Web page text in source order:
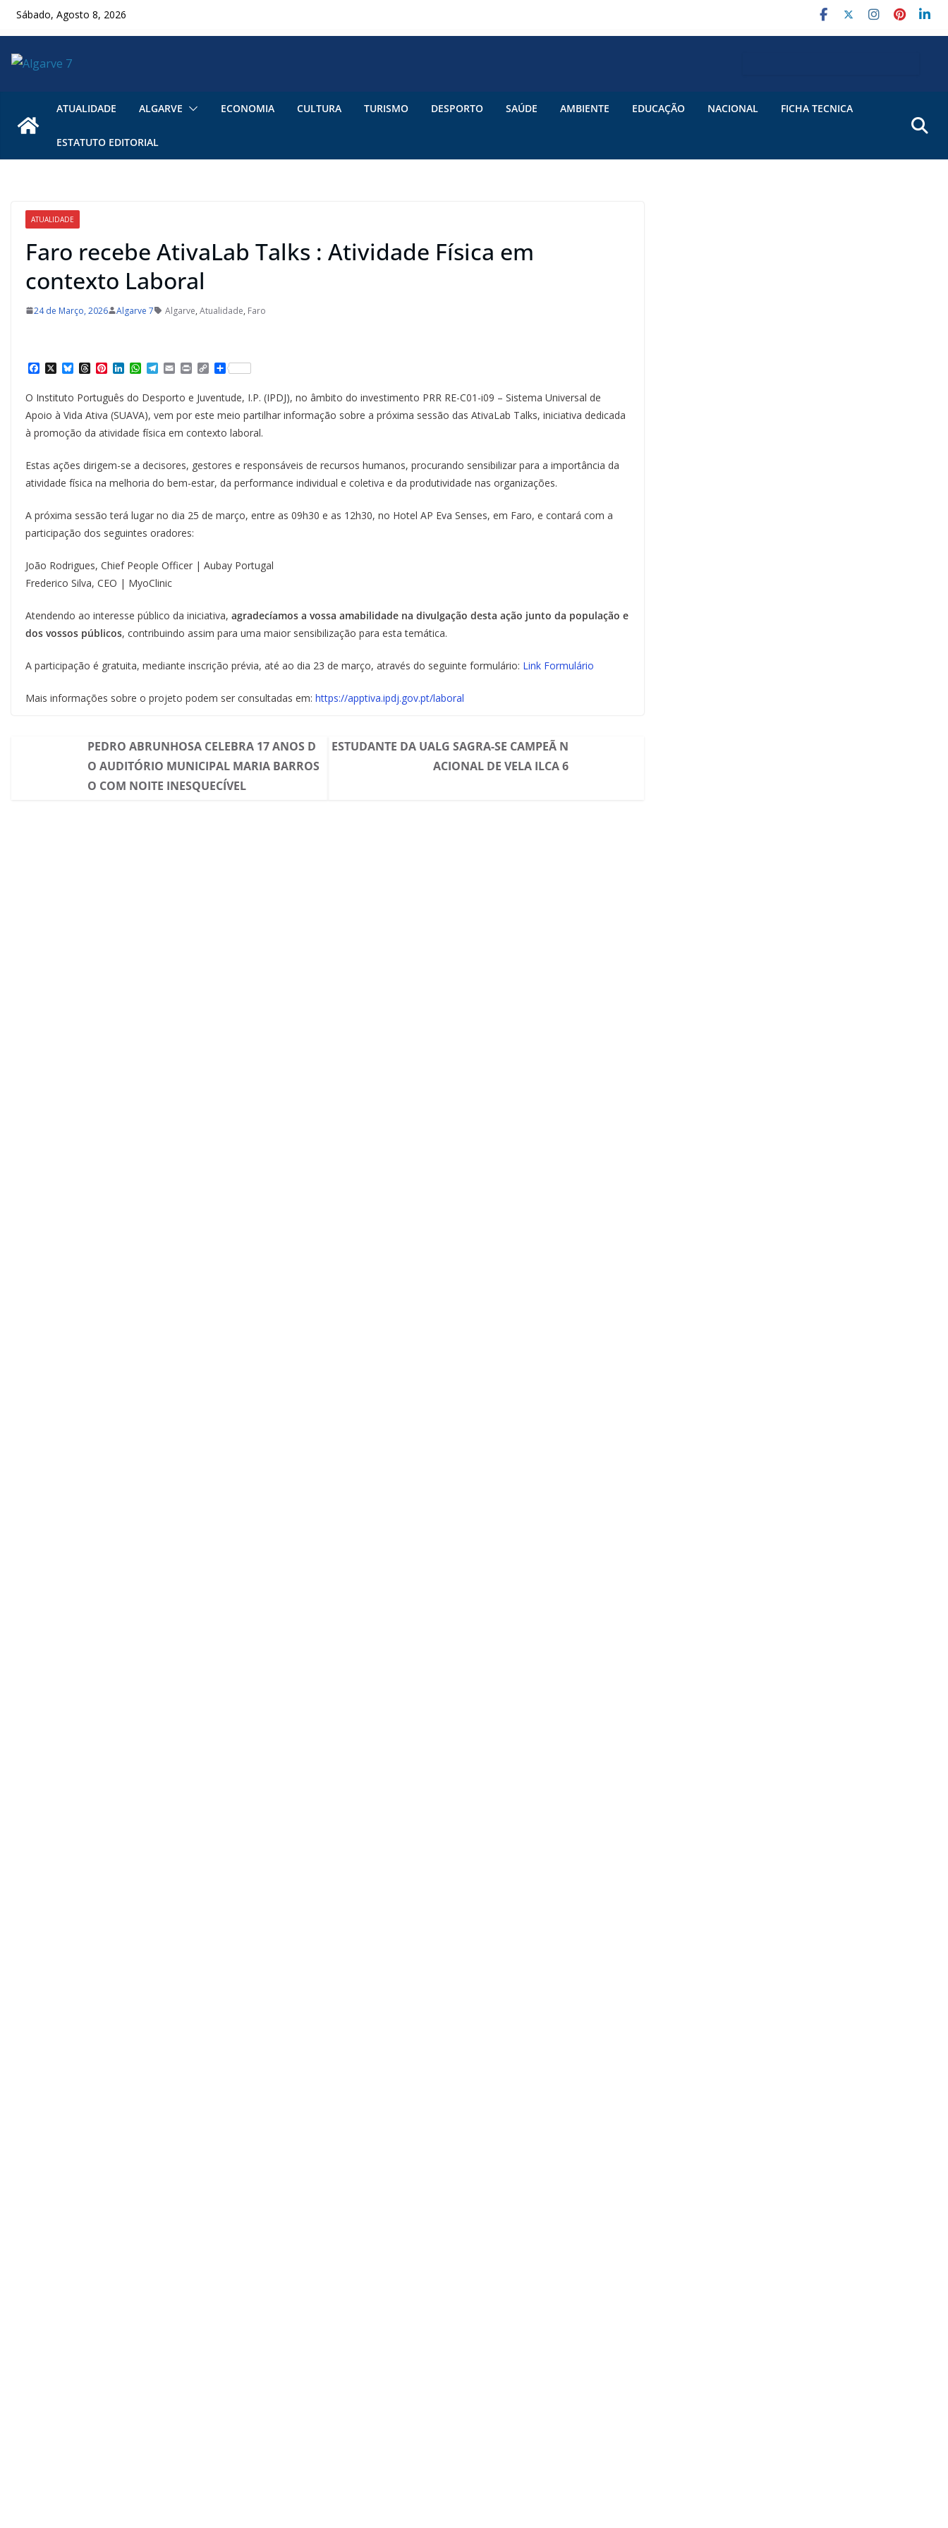
SkipSábado, Agosto 8, 2026
ATUALIDADE ALGARVE ECONOMIA CULTURA TURISMO DESPORTO SAÚDE AMBIENTE EDUCAÇÃO NACIONAL FICHA TECNICA
ESTATUTO EDITORIAL
ATUALIDADE
Faro recebe AtivaLab Talks : Atividade Física em
contexto Laboral
24 de Março, 2026 Algarve 7 Algarve, Atualidade, Faro
a
e
b
o
o
X B
u
e
s
k
y
T
h
r
e
a
d
s
P
t
e
r
e
L
n
k
e
d
I
W
h
a
t
s
A
p
T
e
e
g
r
a
E
m
a
i
l
P
n
t
C
o
y
L
i
n
S
h
r
e
O Instituto Português do Desporto e Juventude, I.P. (IPDJ), no âmbito do investimento PRR RE-C01-i09 – Sistema Universal de
Apoio à Vida Ativa (SUAVA), vem por este meio partilhar informação sobre a próxima sessão das AtivaLab Talks, iniciativa dedicada
à promoção da atividade física em contexto laboral.
Estas ações dirigem-se a decisores, gestores e responsáveis de recursos humanos, procurando sensibilizar para a importância da
atividade física na melhoria do bem-estar, da performance individual e coletiva e da produtividade nas organizações.
A próxima sessão terá lugar no dia 25 de março, entre as 09h30 e as 12h30, no Hotel AP Eva Senses, em Faro, e contará com a
participação dos seguintes oradores:
João Rodrigues, Chief People Officer | Aubay Portugal
Frederico Silva, CEO | MyoClinic
Atendendo ao interesse público da iniciativa, agradecíamos a vossa amabilidade na divulgação desta ação junto da população e
dos vossos públicos, contribuindo assim para uma maior sensibilização para esta temática.
A participação é gratuita, mediante inscrição prévia, até ao dia 23 de março, através do seguinte formulário: Link Formulário
Mais informações sobre o projeto podem ser consultadas em: https://apptiva.ipdj.gov.pt/laboral
PEDRO ABRUNHOSA CELEBRA 17 ANOS D
O AUDITÓRIO MUNICIPAL MARIA BARROS
O COM NOITE INESQUECÍVEL
ESTUDANTE DA UALG SAGRA-SE CAMPEÃ N
ACIONAL DE VELA ILCA 6